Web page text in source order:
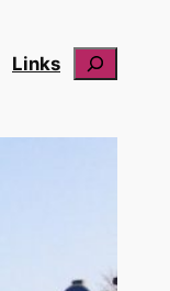
Links Suchen